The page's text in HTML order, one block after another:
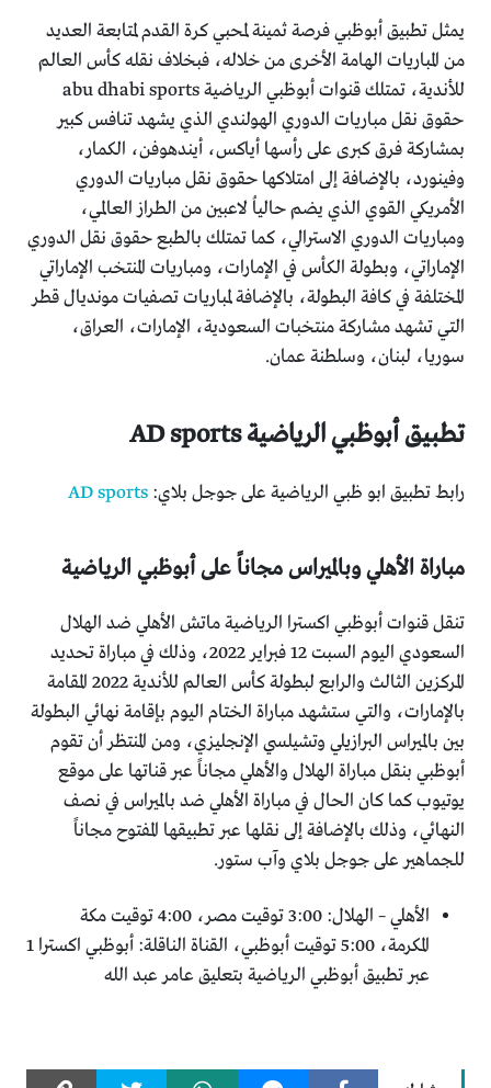
يمثل تطبيق أبوظبي فرصة ثمينة لمحبي كرة القدم لمتابعة العديد
من المباريات الهامة الأخرى من خلاله، فبخلاف نقله كأس العالم
للأندية، تمتلك قنوات أبوظبي الرياضية abu dhabi sports
حقوق نقل مباريات الدوري الهولندي الذي يشهد تنافس كبير
بمشاركة فرق كبرى على رأسها أياكس، أيندهوفن، الكمار،
وفينورد، بالإضافة إلى امتلاكها حقوق نقل مباريات الدوري
الأمريكي القوي الذي يضم حالياُ لاعبين من الطراز العالمي،
ومباريات الدوري الاسترالي، كما تمتلك بالطبع حقوق نقل الدوري
الإماراتي، وبطولة الكأس في الإمارات، ومباريات المنتخب الإماراتي
المختلفة في كافة البطولة، بالإضافة لمباريات تصفيات مونديال قطر
التي تشهد مشاركة منتخبات السعودية، الإمارات، العراق،
سوريا، لبنان، وسلطنة عمان.
تطبيق أبوظبي الرياضية AD sports
رابط تطبيق ابو ظبي الرياضية على جوجل بلاي: AD sports
مباراة الأهلي وبالميراس مجاناً على أبوظبي الرياضية
تنقل قنوات أبوظبي اكسترا الرياضية ماتش الأهلي ضد الهلال
السعودي اليوم السبت 12 فبراير 2022، وذلك في مباراة تحديد
المركزين الثالث والرابع لبطولة كأس العالم للأندية 2022 المقامة
بالإمارات، والتي ستشهد مباراة الختام اليوم بإقامة نهائي البطولة
بين بالميراس البرازيلي وتشيلسي الإنجليزي، ومن المنتظر أن تقوم
أبوظبي بنقل مباراة الهلال والأهلي مجاناً عبر قناتها على موقع
يوتيوب كما كان الحال في مباراة الأهلي ضد بالميراس في نصف
النهائي، وذلك بالإضافة إلى نقلها عبر تطبيقها المفتوح مجاناً
للجماهير على جوجل بلاي وآب ستور.
الأهلي – الهلال: 3:00 توقيت مصر، 4:00 توقيت مكة
المكرمة، 5:00 توقيت أبوظبي، القناة الناقلة: أبوظبي اكسترا 1
عبر تطبيق أبوظبي الرياضية بتعليق عامر عبد الله